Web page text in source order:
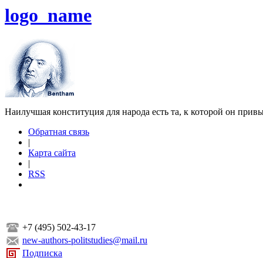
logo_name
Наилучшая конституция для народа есть та, к которой он
Обратная связь
|
Карта сайта
|
RSS
+7 (495) 502-43-17
new-authors-politstudies@mail.ru
Подписка